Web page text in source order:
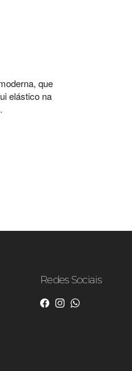
que
elástico na
Redes Sociais
Facebook
Instagram
WhatsApp